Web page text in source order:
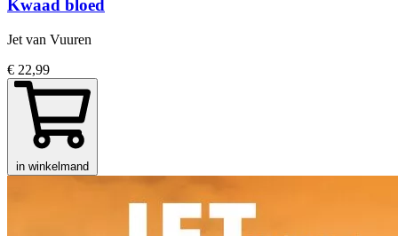
Kwaad bloed
Jet van Vuuren
€ 22,99
in winkelmand